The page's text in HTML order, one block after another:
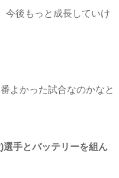
今後もっと成長していけ
よかった試合なのかなと
手とバッテリーを組ん